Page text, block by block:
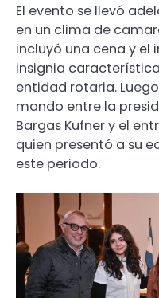
El evento se llevó
en un clima de
incluyó una cena y el
insignia
entidad rotaria.
mando entre la
Bargas Kufner y el
quien presentó a su
este periodo.